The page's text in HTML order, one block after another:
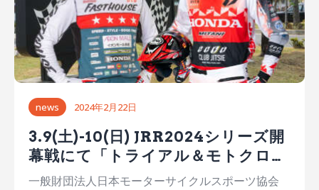
news 2024年2月22日
3.9(土)-10(日) JRR2024シリーズ開
幕戦にて「トライアル＆モトクロス
パフォーマンス」を実施！
一般財団法人日本モーターサイクルスポーツ協会